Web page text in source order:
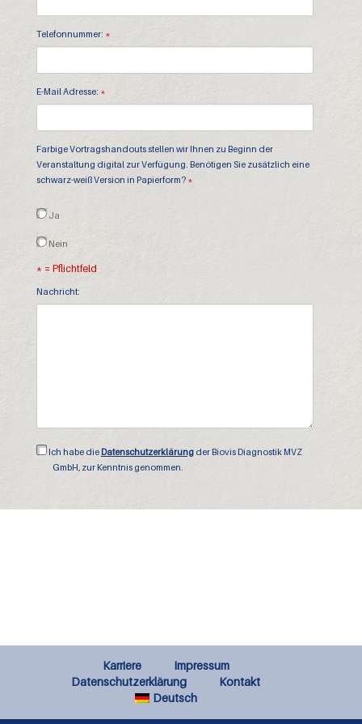
Telefonnummer: *
E-Mail Adresse: *
Farbige Vortragshandouts stellen wir Ihnen zu Beginn der
Veranstaltung digital zur Verfügung. Benötigen Sie zusätzlich eine
schwarz-weiß Version in Papierform? *
Ja
Nein
* = Pflichtfeld
Nachricht:
Datenschutzerklärung
Ich habe die Datenschutzerklärungder Biovis Diagnostik MVZ
GmbH, zur Kenntnis genommen.
Karriere
Impressum
Datenschutzerklärung
Kontakt
Deutsch